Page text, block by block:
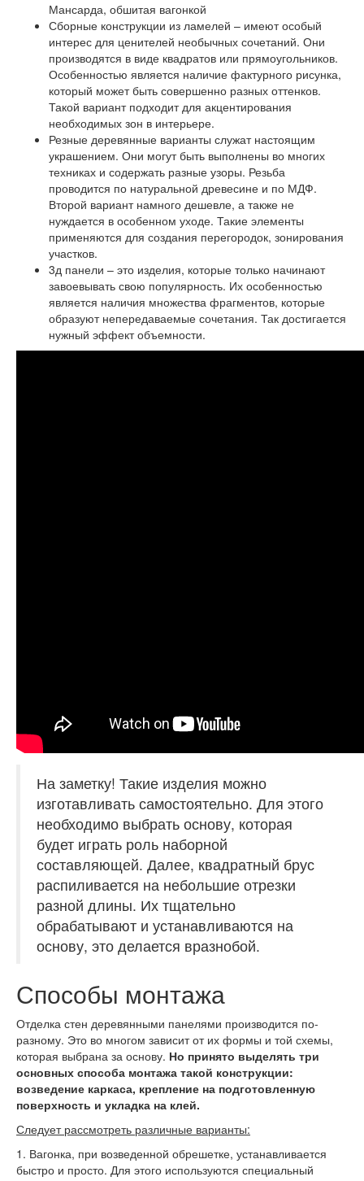
Мансарда, обшитая вагонкой
Сборные конструкции из ламелей – имеют особый
интерес для ценителей необычных сочетаний. Они
производятся в виде квадратов или прямоугольников.
Особенностью является наличие фактурного рисунка,
который может быть совершенно разных оттенков.
Такой вариант подходит для акцентирования
необходимых зон в интерьере.
Резные деревянные варианты служат настоящим
украшением. Они могут быть выполнены во многих
техниках и содержать разные узоры. Резьба
проводится по натуральной древесине и по МДФ.
Второй вариант намного дешевле, а также не
нуждается в особенном уходе. Такие элементы
применяются для создания перегородок, зонирования
участков.
3д панели – это изделия, которые только начинают
завоевывать свою популярность. Их особенностью
является наличия множества фрагментов, которые
образуют непередаваемые сочетания. Так достигается
нужный эффект объемности.
На заметку! Такие изделия можно
изготавливать самостоятельно. Для этого
необходимо выбрать основу, которая
будет играть роль наборной
составляющей. Далее, квадратный брус
распиливается на небольшие отрезки
разной длины. Их тщательно
обрабатывают и устанавливаются на
основу, это делается вразнобой.
Способы монтажа
Отделка стен деревянными панелями производится по-
разному. Это во многом зависит от их формы и той схемы,
которая выбрана за основу. Но принято выделять три
основных способа монтажа такой конструкции:
возведение каркаса, крепление на подготовленную
поверхность и укладка на клей.
Следует рассмотреть различные варианты:
1. Вагонка, при возведенной обрешетке, устанавливается
быстро и просто. Для этого используются специальный